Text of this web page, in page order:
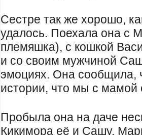
Сестре так же хорошо,
удалось. Поехала она с
племяшка), с кошкой
и со своим мужчиной
эмоциях. Она сообщила,
истории, что мы с мамой
Пробыла она на даче
Кикимора её и Сашу.